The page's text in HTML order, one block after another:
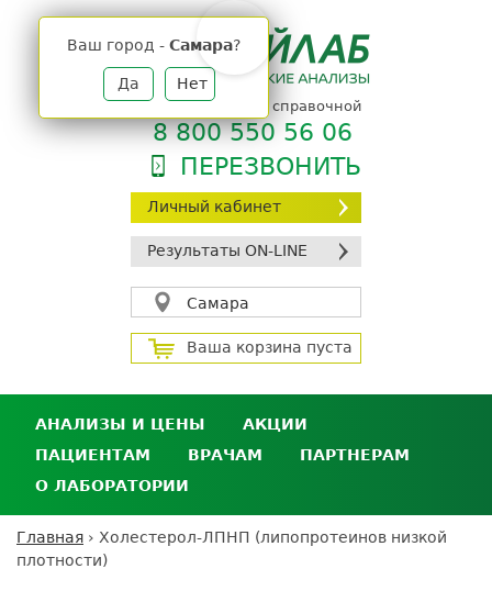
Личный кабинет
Результаты ON-LINE
Самара
Ваш город - Самара?
Да Нет
Ваша корзина пуста
телефон единой справочной
8 800 550 56 06
ПЕРЕЗВОНИТЬ
АНАЛИЗЫ И ЦЕНЫ
Анализы и цены
Где сдать анализы
Выезд на дом
Подготовка к анализам
АКЦИИ
ПАЦИЕНТАМ
Личный кабинет пациента
Дисконтная программа
ДМС
ВРАЧАМ
Сотрудничество
ПАРТНЕРАМ
кабинет
партнёра
О ЛАБОРАТОРИИ
Контроль качества
Вы
Главная › Холестерол-ЛПНП (липопротеинов низкой
плотности)